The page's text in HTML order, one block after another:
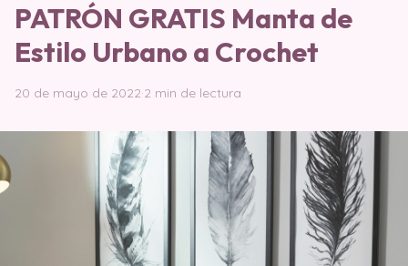
PATRÓN GRATIS Manta de
Estilo Urbano a Crochet
20 de mayo de 2022·2 min de lectura